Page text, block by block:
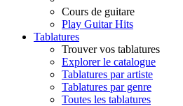
Cours de guitare
Play Guitar Hits
Tablatures
Trouver vos tablatures
Explorer le catalogue
Tablatures par artiste
Tablatures par genre
Toutes les tablatures